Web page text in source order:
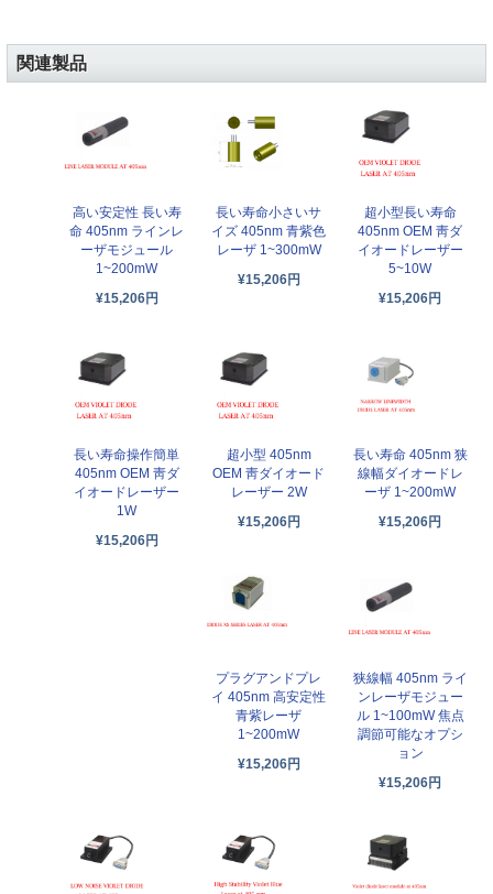
関連製品
高い安定性 長い寿
命 405nm ラインレ
ーザモジュール
1~200mW
¥15,206円
長い寿命小さいサ
イズ 405nm 青紫色
レーザ 1~300mW
¥15,206円
超小型長い寿命
405nm OEM 靑ダ
イオードレーザー
5~10W
¥15,206円
長い寿命操作簡単
405nm OEM 靑ダ
イオードレーザー
1W
¥15,206円
超小型 405nm
OEM 靑ダイオード
レーザー 2W
¥15,206円
長い寿命 405nm 狭
線幅ダイオードレ
ーザ 1~200mW
¥15,206円
プラグアンドプレ
イ 405nm 高安定性
青紫レーザ
1~200mW
¥15,206円
狭線幅 405nm ライ
ンレーザモジュー
ル 1~100mW 焦点
調節可能なオプシ
ョン
¥15,206円